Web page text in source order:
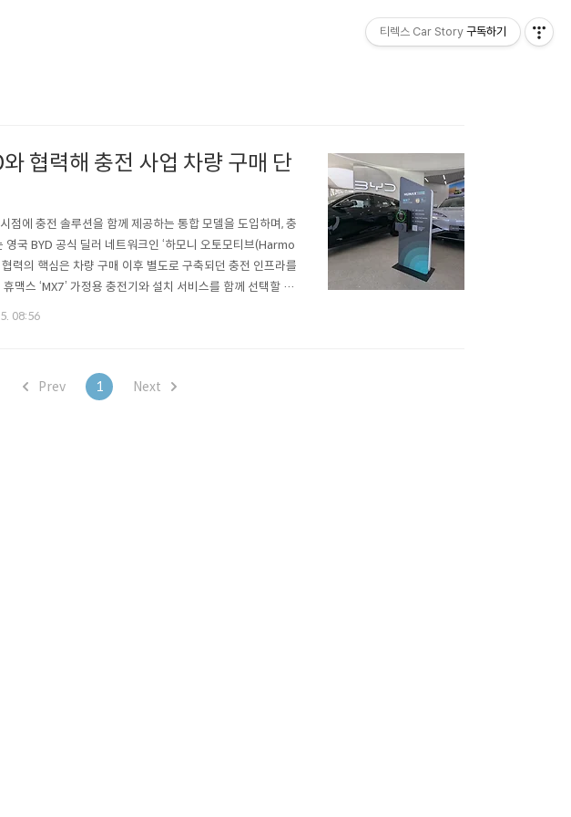
협력해 충전 사업 차량 구매 단
점에 충전 솔루션을 함께 제공하는 통합 모델을 도입하며, 충
영국 BYD 공식 딜러 네트워크인 ‘하모니 오토모티브(Harmo
의 핵심은 차량 구매 이후 별도로 구축되던 충전 인프라를
맥스 ‘MX7’ 가정용 충전기와 설치 서비스를 함께 선택할 수
통해 휴맥스는 기존 '구축 후 운영' 방식의 충전 사업 구조에
08:56
Prev 1 Next
티렉스 Car Story 구독하기